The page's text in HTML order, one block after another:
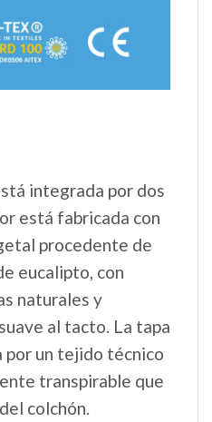
integrada por dos
está fabricada con
procedente de
eucalipto, con
naturales y
al tacto. La tapa
un tejido técnico
transpirable que
colchón.